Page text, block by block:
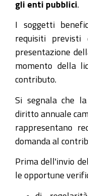
gli enti pubblici
I soggetti
requisiti previsti
presentazione
momento della
contributo.
Si segnala che
diritto annuale
rappresentano
domanda al
Prima dell'invio
le opportune